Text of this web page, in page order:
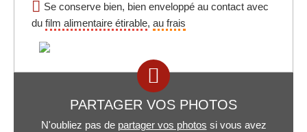
Se conserve bien, bien enveloppé au contact avec
du film alimentaire étirable, au frais
PARTAGER VOS PHOTOS
N'oubliez pas de partager vos photos si vous avez